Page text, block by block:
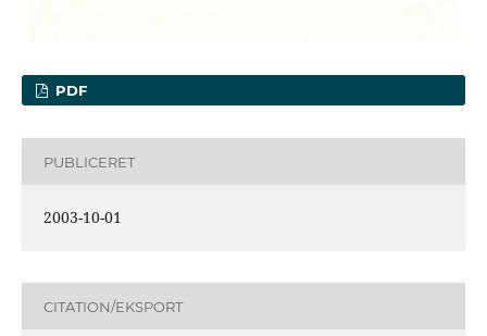
PDF
PUBLICERET
2003-10-01
CITATION/EKSPORT